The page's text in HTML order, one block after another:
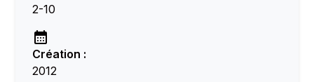
2-10
Création :
2012